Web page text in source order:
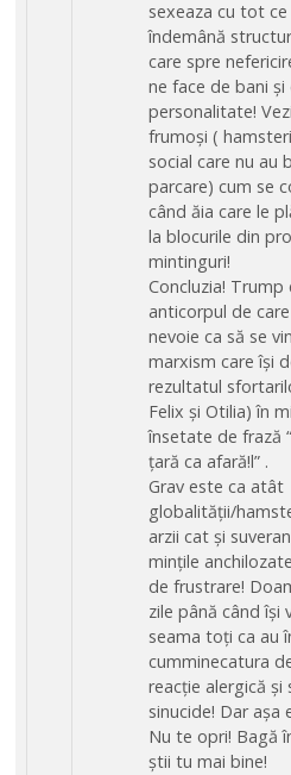
sexeaza cu tot ce
îndemână
care spre
ne face de bani și
personalitate!
frumoși (
social care nu au
parcare) cum se
când ăia care le
la blocurile din
mintinguri!
Concluzia! Trump
anticorpul de
nevoie ca să se
marxism care își
rezultatul
Felix și Otilia) în
însetate de frază
țară ca afară!l” .
Grav este ca atât
globalității/
arzii cat și
mințile
de frustrare!
zile până când își
seama toți ca au
cumminecatura
reacție alergică și
sinucide! Dar așa
Nu te opri! Bagă
știi tu mai bine!